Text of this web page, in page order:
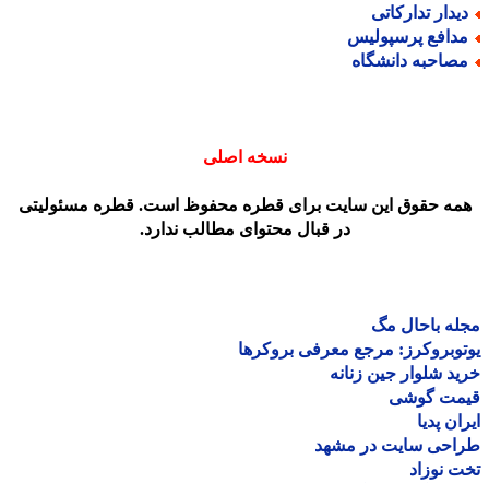
تدارکاتی
پرسپولیس
دانشگاه
نسخه اصلی
حقوق این سایت برای قطره محفوظ است. قطره مسئولیتی
در قبال محتوای مطالب ندارد.
باحال مگ
مرجع معرفی بروکرها
شلوار جین زنانه
گوشی
پدیا
سایت در مشهد
نوزاد